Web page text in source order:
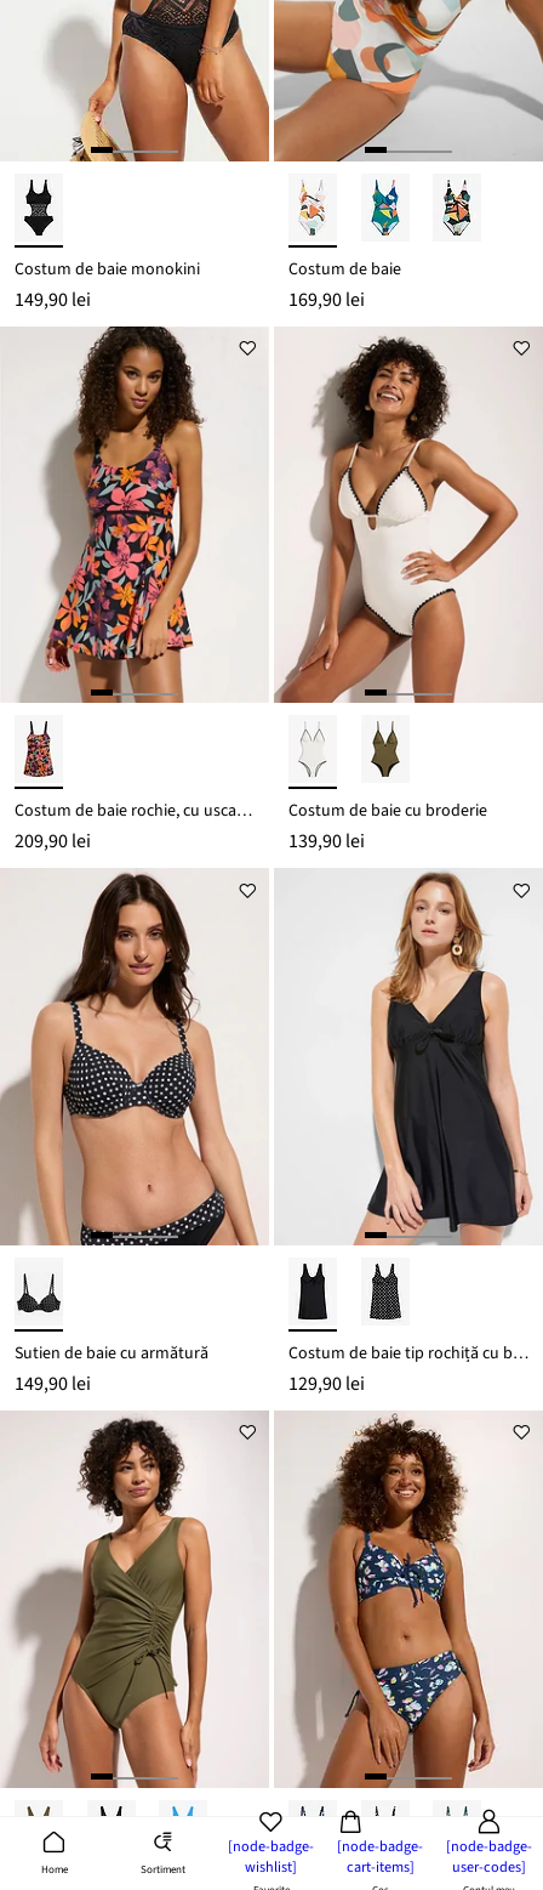
Home Sortiment
[node-badge-
wishlist]
[node-badge-
cart-items]
[node-badge-
user-codes]
Costum de baie monokini
149,90 lei
Costum de baie
169,90 lei
Costum de baie rochie, cu uscare rapidă
209,90 lei
Costum de baie cu broderie
139,90 lei
Sutien de baie cu armătură
149,90 lei
Costum de baie tip rochiță cu bretele late
129,90 lei